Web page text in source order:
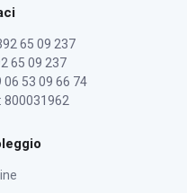
65 09 237
65 09 237
06 53 09 66 74
800031962